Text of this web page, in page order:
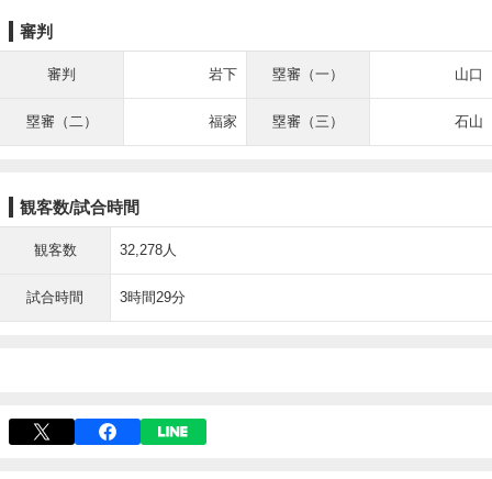
審判
審判 岩下 塁審（一） 山口
塁審（二） 福家 塁審（三） 石山
観客数/試合時間
観客数 32,278人
試合時間 3時間29分